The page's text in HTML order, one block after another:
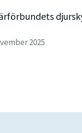
2025